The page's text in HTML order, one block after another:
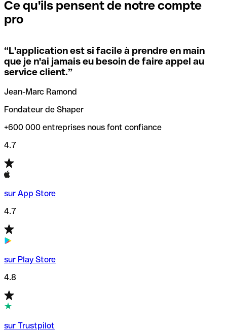
signifie que vous avez le code de l'une des succursales
locales.
Si vous n'êtes pas sûr du code SWIFT que vous devriez
utiliser, nous avons développé un outil de recherche de
codes SWIFT par nom de banque.
vérification/recherche de codes SWIFT. Ainsi, vous pouvez
trouver et vérifier vos codes SWIFT avant de réaliser vos
transferts d’argent.
Ce qu'ils pensent de notre compte
pro
“L'application est si facile à prendre en main
que je n'ai jamais eu besoin de faire appel au
service client.”
Jean-Marc Ramond
Fondateur de Shaper
+600 000 entreprises nous font confiance
4.7
sur App Store
4.7
sur Play Store
4.8
sur Trustpilot